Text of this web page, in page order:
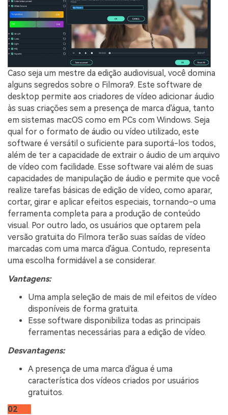
Caso seja um mestre da edição audiovisual, você domina
alguns segredos sobre o Filmora9. Este software de
desktop permite aos criadores de vídeo adicionar áudio
às suas criações sem a presença de marca d'água, tanto
em sistemas macOS como em PCs com Windows. Seja
qual for o formato de áudio ou vídeo utilizado, este
software é versátil o suficiente para suportá-los todos,
além de ter a capacidade de extrair o áudio de um arquivo
de vídeo com facilidade. Esse software vai além de suas
capacidades de manipulação de áudio e permite que você
realize tarefas básicas de edição de vídeo, como aparar,
cortar, girar e aplicar efeitos especiais, tornando-o uma
ferramenta completa para a produção de conteúdo
visual. Por outro lado, os usuários que optarem pela
versão gratuita do Filmora terão suas saídas de vídeo
marcadas com uma marca d'água. Contudo, representa
uma escolha formidável a se considerar.
Vantagens:
Uma ampla seleção de mais de mil efeitos de vídeo
disponíveis de forma gratuita.
Esse software disponibiliza todas as principais
ferramentas necessárias para a edição de vídeo.
Desvantagens:
A presença de uma marca d'água é uma
característica dos vídeos criados por usuários
gratuitos.
02